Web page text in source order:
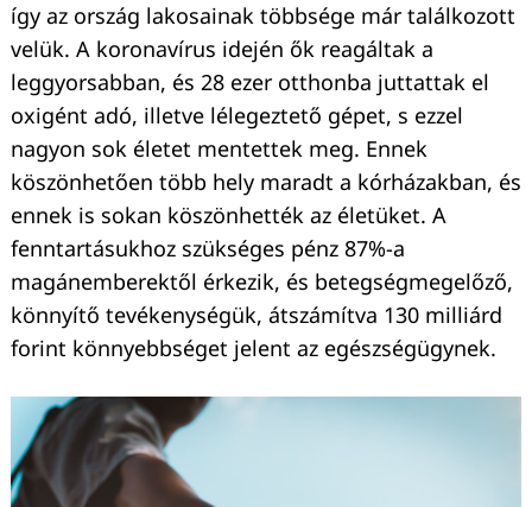
így az ország lakosainak többsége már találkozott
velük. A koronavírus idején ők reagáltak a
leggyorsabban, és 28 ezer otthonba juttattak el
oxigént adó, illetve lélegeztető gépet, s ezzel
nagyon sok életet mentettek meg. Ennek
köszönhetően több hely maradt a kórházakban, és
ennek is sokan köszönhették az életüket. A
fenntartásukhoz szükséges pénz 87%-a
magánemberektől érkezik, és betegségmegelőző,
könnyítő tevékenységük, átszámítva 130 milliárd
forint könnyebbséget jelent az egészségügynek.